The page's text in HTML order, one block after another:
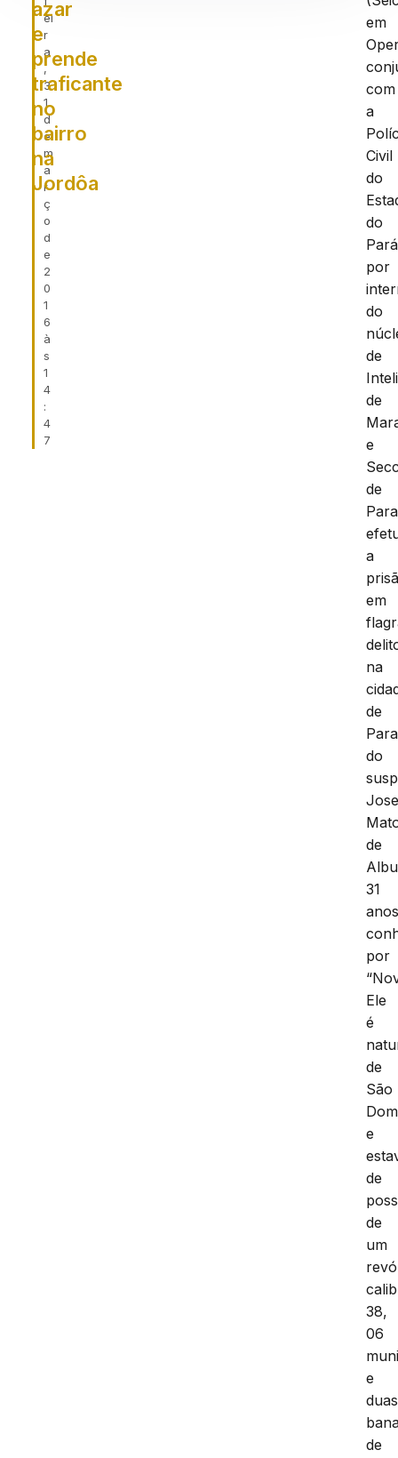
ei
r
a
,
3
1
d
e
m
a
r
ç
o
d
e
2
0
1
6
à
s
1
4
:
4
7
azar
e
prende
traficante
no
bairro
na
Jordôa
em
com
a
Civil
do
do
por
do
de
de
e
de
a
em
na
de
do
de
31
por
Ele
é
de
São
e
de
de
um
38,
06
e
duas
de